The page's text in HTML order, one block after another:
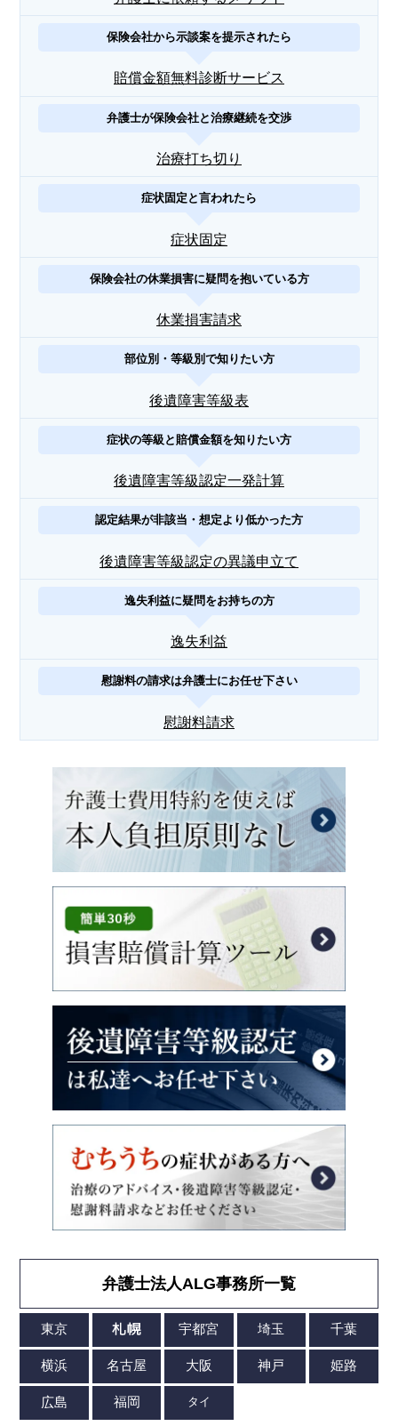
保険会社から示談案を提示されたら
賠償金額無料診断サービス
弁護士が保険会社と治療継続を交渉
治療打ち切り
症状固定と言われたら
症状固定
保険会社の休業損害に疑問を抱いている方
休業損害請求
部位別・等級別で知りたい方
後遺障害等級表
症状の等級と賠償金額を知りたい方
後遺障害等級認定一発計算
認定結果が非該当・想定より低かった方
後遺障害等級認定の異議申立て
逸失利益に疑問をお持ちの方
逸失利益
慰謝料の請求は弁護士にお任せ下さい
慰謝料請求
弁護士法人ALG事務所一覧